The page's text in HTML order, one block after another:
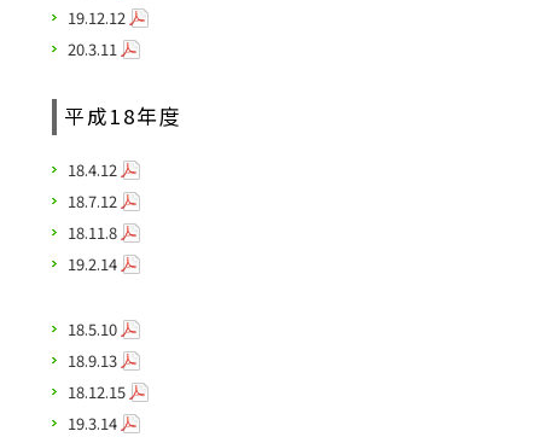
19.12.12
20.3.11
平成18年度
18.4.12
18.7.12
18.11.8
19.2.14
18.5.10
18.9.13
18.12.15
19.3.14